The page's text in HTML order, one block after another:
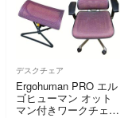
デスクチェア
Ergohuman PRO エル
ゴヒューマン オット
マン付きワークチェ